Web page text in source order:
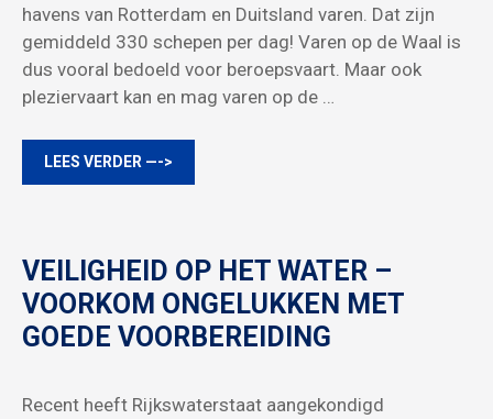
havens van Rotterdam en Duitsland varen. Dat zijn
gemiddeld 330 schepen per dag! Varen op de Waal is
dus vooral bedoeld voor beroepsvaart. Maar ook
pleziervaart kan en mag varen op de …
LEES VERDER —->
VEILIGHEID OP HET WATER –
VOORKOM ONGELUKKEN MET
GOEDE VOORBEREIDING
Recent heeft Rijkswaterstaat aangekondigd